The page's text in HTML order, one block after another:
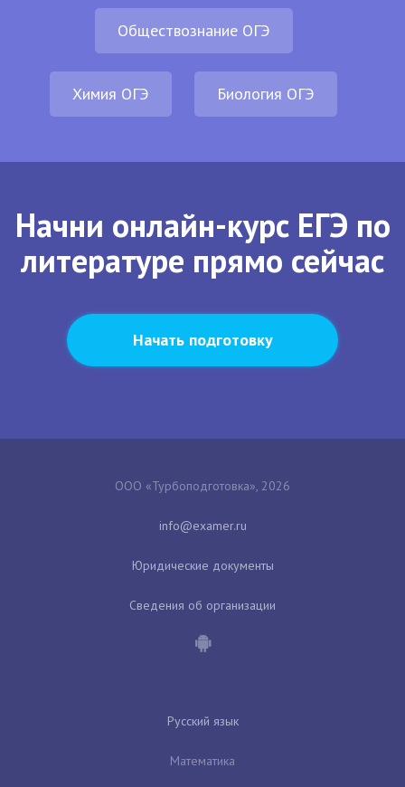
Обществознание ОГЭ
Химия ОГЭ Биология ОГЭ
Начни онлайн-курс ЕГЭ по
литературе прямо сейчас
Начать подготовку
ООО «Турбоподготовка», 2026
Юридические документы
Сведения об организации
Русский язык
Математика